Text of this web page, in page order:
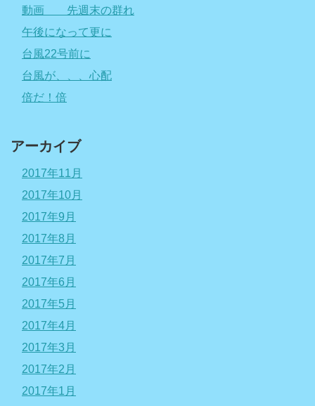
動画 先週末の群れ
午後になって更に
台風22号前に
台風が、、、心配
倍だ！倍
アーカイブ
2017年11月
2017年10月
2017年9月
2017年8月
2017年7月
2017年6月
2017年5月
2017年4月
2017年3月
2017年2月
2017年1月